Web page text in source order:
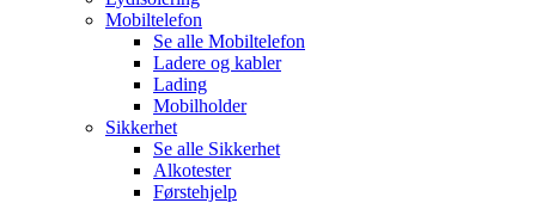
Mobiltelefon
Se alle Mobiltelefon
Ladere og kabler
Lading
Mobilholder
Sikkerhet
Se alle Sikkerhet
Alkotester
Førstehjelp